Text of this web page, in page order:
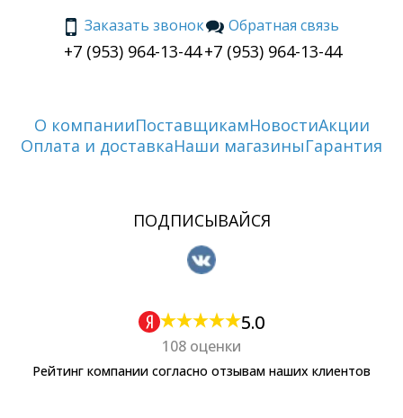
Заказать звонок
+7 (953) 964-13-44
Обратная связь
+7 (953) 964-13-44
О компанииПоставщикамНовостиАкции
Оплата и доставкаНаши магазиныГарантия
ПОДПИСЫВАЙСЯ
5.0
108 оценки
Рейтинг компании согласно отзывам наших клиентов